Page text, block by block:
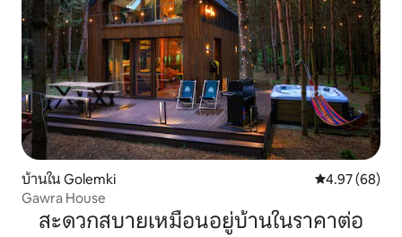
บ้านใน Golemki คะแนนเฉลี่ย
4.97 (68)
Gawra House
สะดวกสบายเหมือนอยู่บ้านในราคาต่อ